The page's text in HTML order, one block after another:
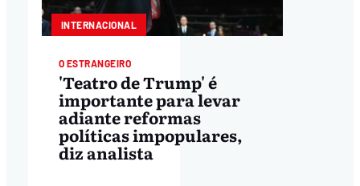
INTERNACIONAL
O ESTRANGEIRO
'Teatro de Trump' é
importante para levar
adiante reformas
políticas impopulares,
diz analista